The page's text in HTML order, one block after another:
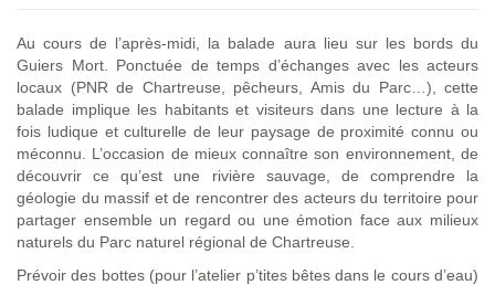
Au cours de l’après-midi, la balade aura lieu sur les bords du
Guiers Mort. Ponctuée de temps d’échanges avec les acteurs
locaux (PNR de Chartreuse, pêcheurs, Amis du Parc…), cette
balade implique les habitants et visiteurs dans une lecture à la
fois ludique et culturelle de leur paysage de proximité connu ou
méconnu. L’occasion de mieux connaître son environnement, de
découvrir ce qu’est une rivière sauvage, de comprendre la
géologie du massif et de rencontrer des acteurs du territoire pour
partager ensemble un regard ou une émotion face aux milieux
naturels du Parc naturel régional de Chartreuse.
Prévoir des bottes (pour l’atelier p’tites bêtes dans le cours d’eau)